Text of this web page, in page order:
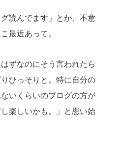
読んでます」とか、不意
最近あって。
ずなのにそう言われたら
ひっそりと。特に自分の
いくらいのブログの方が
楽しいかも。」と思い始